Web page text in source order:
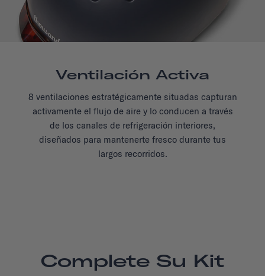
Ventilación Activa
8 ventilaciones estratégicamente situadas capturan
activamente el flujo de aire y lo conducen a través
de los canales de refrigeración interiores,
diseñados para mantenerte fresco durante tus
largos recorridos.
Complete Su Kit